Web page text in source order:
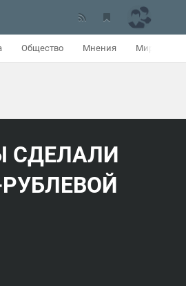
Общество Мнения Мир
СДЕЛАЛИ